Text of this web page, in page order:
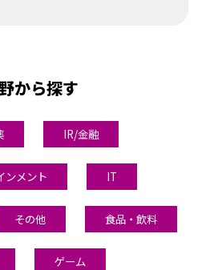
から探す
IR/金融
ンメント IT
その他 食品・飲料
ゲーム